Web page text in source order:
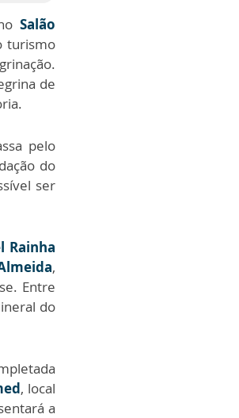
Salão
turismo
de
pelo
do
ser
Rainha
,
Entre
do
, local
a